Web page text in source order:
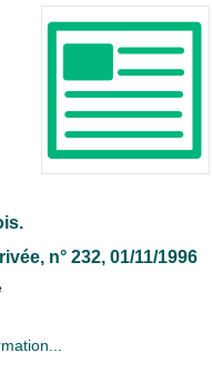
, n° 232, 01/11/1996